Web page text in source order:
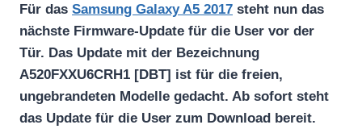
Für das Samsung Galaxy A5 2017 steht nun das
nächste Firmware-Update für die User vor der
Tür. Das Update mit der Bezeichnung
A520FXXU6CRH1 [DBT] ist für die freien,
ungebrandeten Modelle gedacht. Ab sofort steht
das Update für die User zum Download bereit.